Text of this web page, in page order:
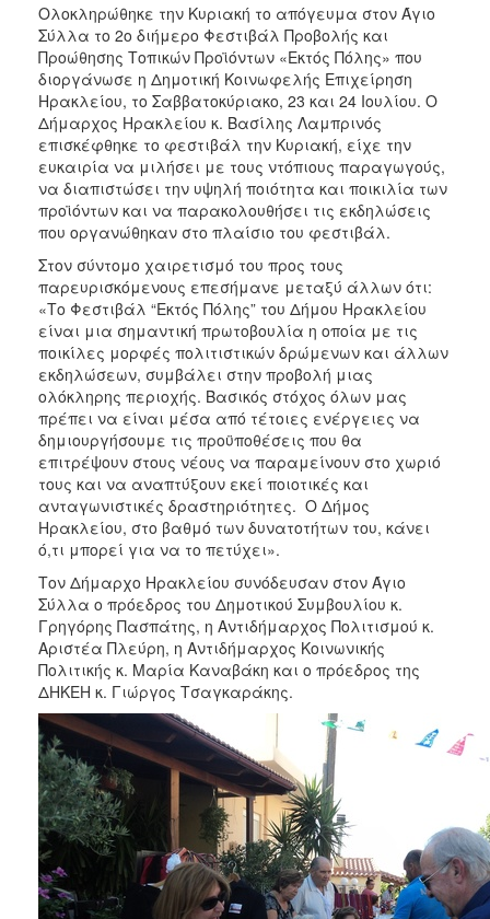
Ολοκληρώθηκε την Κυριακή το απόγευμα στον Άγιο
Σύλλα το 2ο διήμερο Φεστιβάλ Προβολής και
Προώθησης Τοπικών Προϊόντων «Εκτός Πόλης» που
διοργάνωσε η Δημοτική Κοινωφελής Επιχείρηση
Ηρακλείου, το Σαββατοκύριακο, 23 και 24 Ιουλίου. Ο
Δήμαρχος Ηρακλείου κ. Βασίλης Λαμπρινός
επισκέφθηκε το φεστιβάλ την Κυριακή, είχε την
ευκαιρία να μιλήσει με τους ντόπιους παραγωγούς,
να διαπιστώσει την υψηλή ποιότητα και ποικιλία των
προϊόντων και να παρακολουθήσει τις εκδηλώσεις
που οργανώθηκαν στο πλαίσιο του φεστιβάλ.
Στον σύντομο χαιρετισμό του προς τους
παρευρισκόμενους επεσήμανε μεταξύ άλλων ότι:
«Το Φεστιβάλ “Εκτός Πόλης” του Δήμου Ηρακλείου
είναι μια σημαντική πρωτοβουλία η οποία με τις
ποικίλες μορφές πολιτιστικών δρώμενων και άλλων
εκδηλώσεων, συμβάλει στην προβολή μιας
ολόκληρης περιοχής. Βασικός στόχος όλων μας
πρέπει να είναι μέσα από τέτοιες ενέργειες να
δημιουργήσουμε τις προϋποθέσεις που θα
επιτρέψουν στους νέους να παραμείνουν στο χωριό
τους και να αναπτύξουν εκεί ποιοτικές και
ανταγωνιστικές δραστηριότητες. Ο Δήμος
Ηρακλείου, στο βαθμό των δυνατοτήτων του, κάνει
ό,τι μπορεί για να το πετύχει».
Τον Δήμαρχο Ηρακλείου συνόδευσαν στον Άγιο
Σύλλα ο πρόεδρος του Δημοτικού Συμβουλίου κ.
Γρηγόρης Πασπάτης, η Αντιδήμαρχος Πολιτισμού κ.
Αριστέα Πλεύρη, η Αντιδήμαρχος Κοινωνικής
Πολιτικής κ. Μαρία Καναβάκη και ο πρόεδρος της
ΔΗΚΕΗ κ. Γιώργος Τσαγκαράκης.